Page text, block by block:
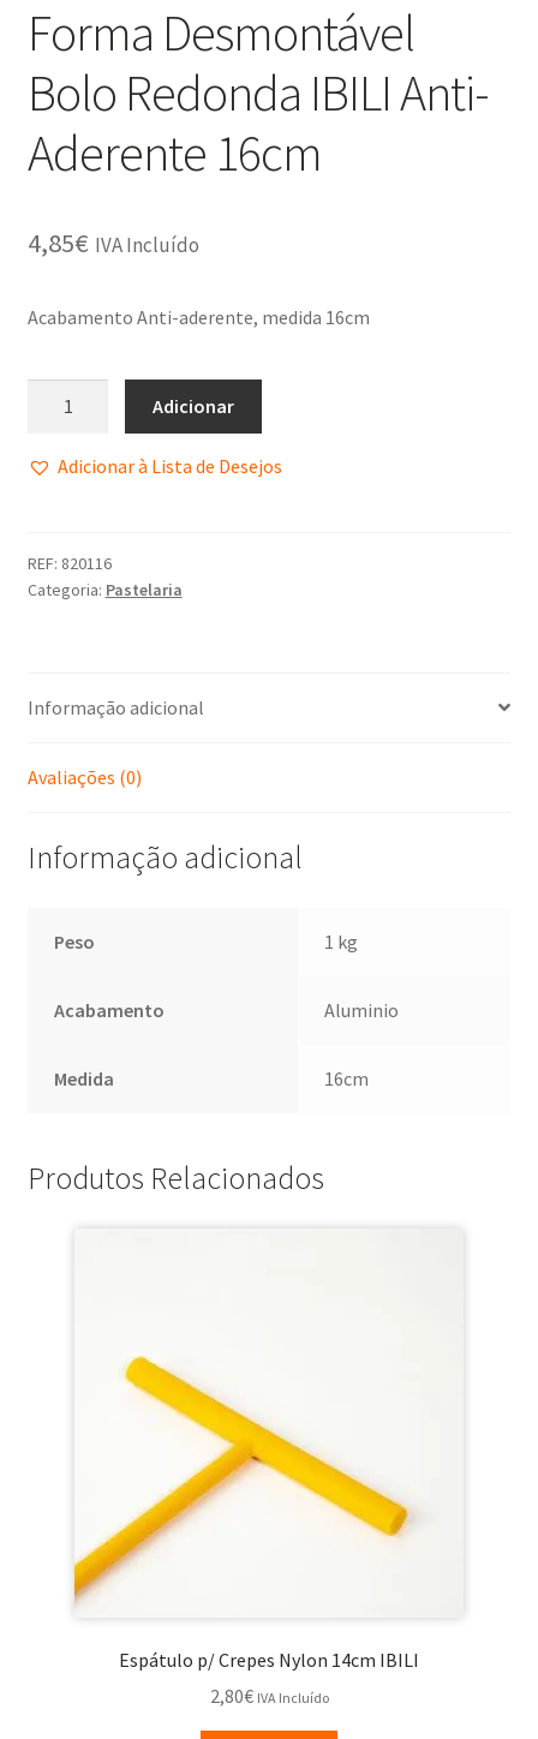
Forma Desmontável
Bolo Redonda IBILI Anti-
Aderente 16cm
4,85€ IVA Incluído
Acabamento Anti-aderente, medida 16cm
Adicionar
Adicionar à Lista de Desejos
REF: 820116
Categoria: Pastelaria
Informação adicional
Avaliações (0)
Informação adicional
Peso 1 kg
Acabamento Aluminio
Medida 16cm
Produtos Relacionados
Espátulo p/ Crepes Nylon 14cm IBILI
2,80€ IVA Incluído